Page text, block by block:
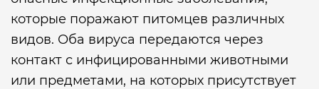
которые поражают питомцев различных
видов. Оба вируса передаются через
контакт с инфицированными животными
или предметами, на которых присутствует